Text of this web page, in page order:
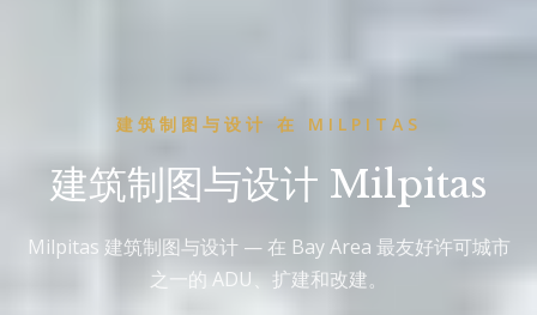
建筑制图与设计 在 MILPITAS
建筑制图与设计 Milpitas
Milpitas 建筑制图与设计 — 在 Bay Area 最友好许可城市
之一的 ADU、扩建和改建。